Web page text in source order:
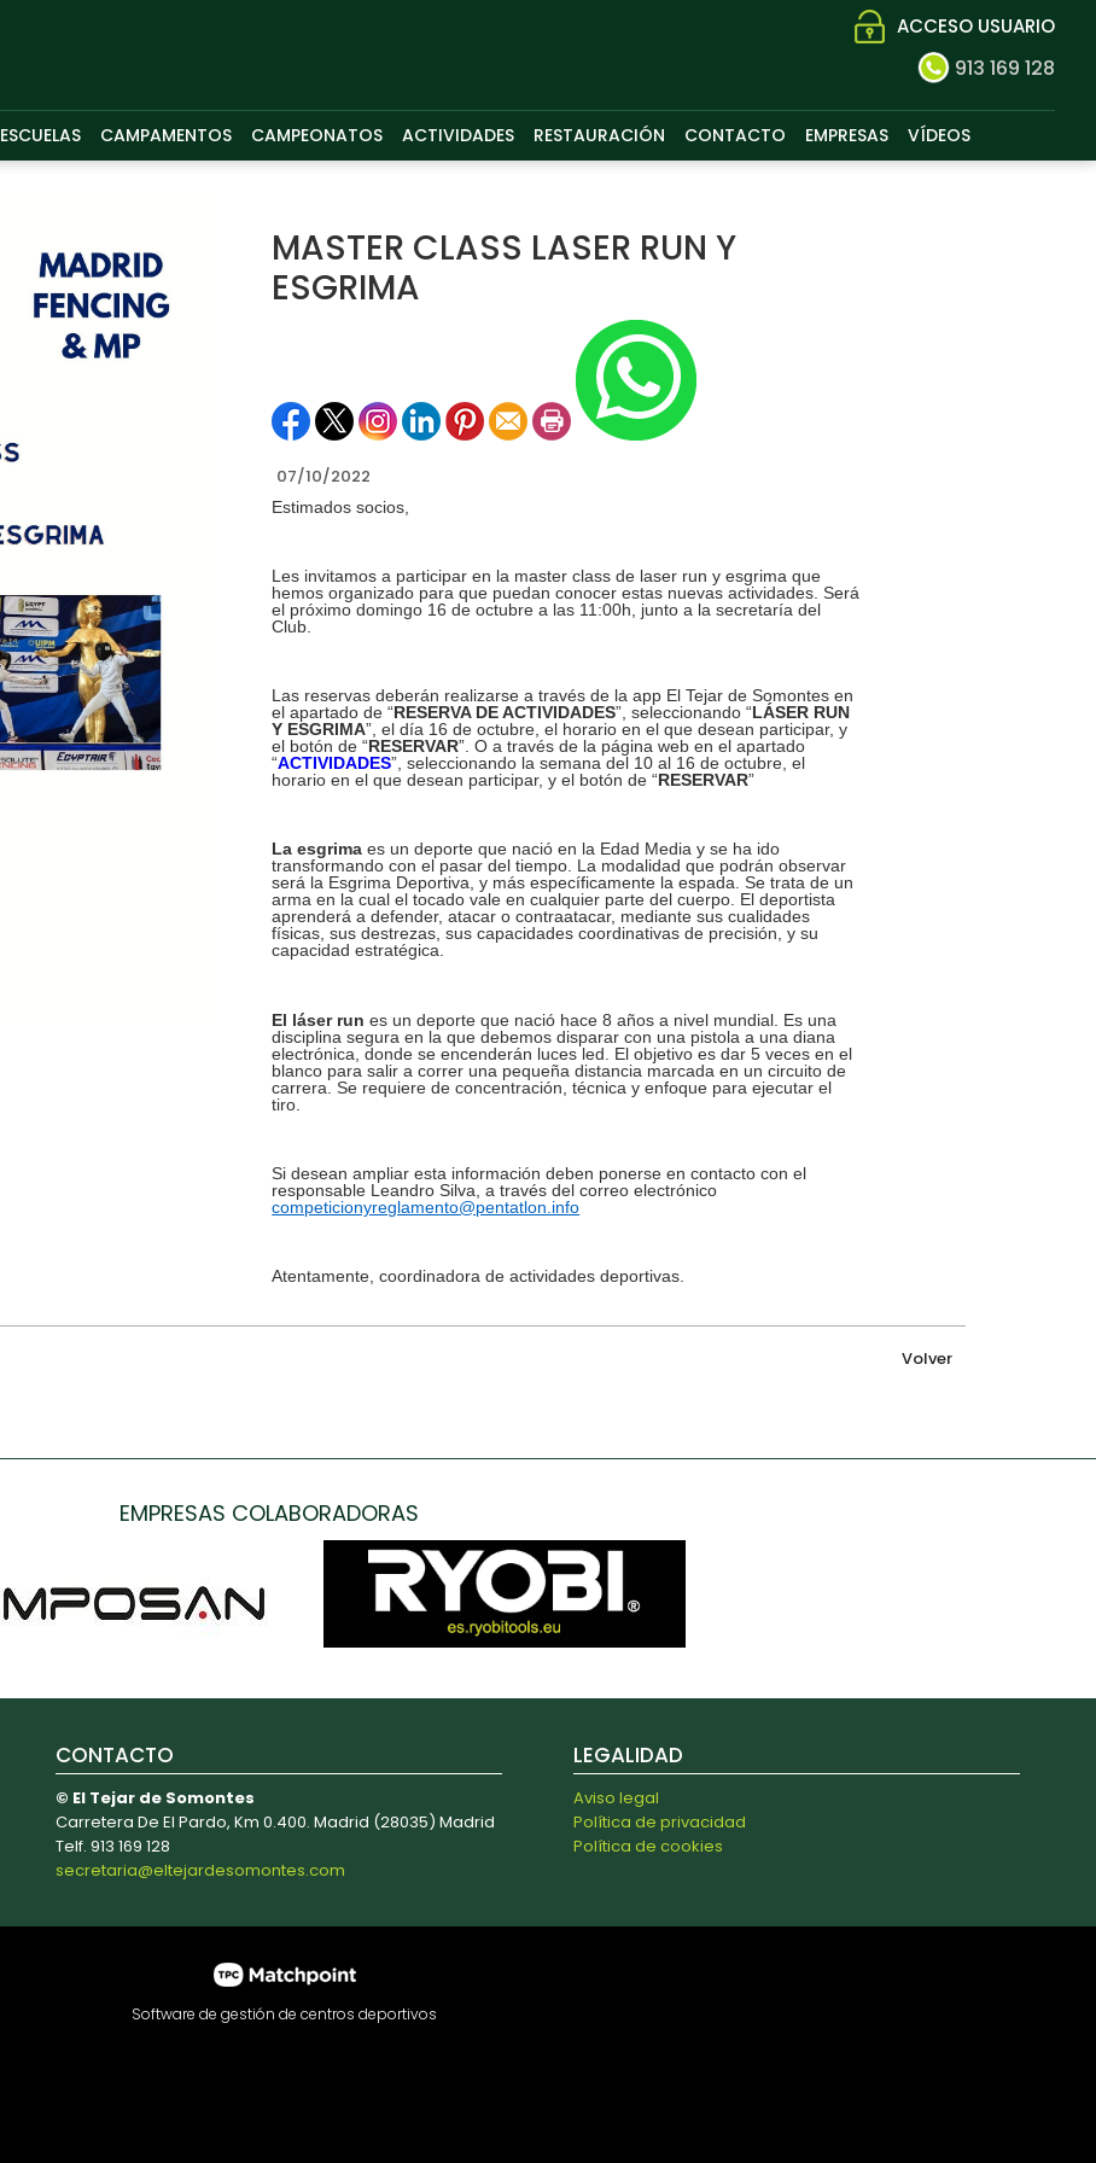
ACCESO USUARIO
913 169 128
ESCUELAS CAMPAMENTOS CAMPEONATOS ACTIVIDADES RESTAURACIÓN CONTACTO EMPRESAS VÍDEOS
MASTER CLASS LASER RUN Y
ESGRIMA
07/10/2022
Estimados socios,
Les invitamos a participar en la master class de laser run y esgrima que
hemos organizado para que puedan conocer estas nuevas actividades. Será
el próximo domingo 16 de octubre a las 11:00h, junto a la secretaría del
Club.
Las reservas deberán realizarse a través de la app El Tejar de Somontes en
el apartado de “RESERVA DE ACTIVIDADES”, seleccionando “LÁSER RUN
Y ESGRIMA”, el día 16 de octubre, el horario en el que desean participar, y
el botón de “RESERVAR”. O a través de la página web en el apartado
“ACTIVIDADES”, seleccionando la semana del 10 al 16 de octubre, el
horario en el que desean participar, y el botón de “RESERVAR”
La esgrima es un deporte que nació en la Edad Media y se ha ido
transformando con el pasar del tiempo. La modalidad que podrán observar
será la Esgrima Deportiva, y más específicamente la espada. Se trata de un
arma en la cual el tocado vale en cualquier parte del cuerpo. El deportista
aprenderá a defender, atacar o contraatacar, mediante sus cualidades
físicas, sus destrezas, sus capacidades coordinativas de precisión, y su
capacidad estratégica.
El láser run es un deporte que nació hace 8 años a nivel mundial. Es una
disciplina segura en la que debemos disparar con una pistola a una diana
electrónica, donde se encenderán luces led. El objetivo es dar 5 veces en el
blanco para salir a correr una pequeña distancia marcada en un circuito de
carrera. Se requiere de concentración, técnica y enfoque para ejecutar el
tiro.
Si desean ampliar esta información deben ponerse en contacto con el
responsable Leandro Silva, a través del correo electrónico
competicionyreglamento@pentatlon.info
Atentamente, coordinadora de actividades deportivas.
Volver
EMPRESAS COLABORADORAS
CONTACTO
© El Tejar de Somontes
Carretera De El Pardo, Km 0.400. Madrid (28035) Madrid
Telf. 913 169 128
secretaria@eltejardesomontes.com
LEGALIDAD
Aviso legal
Política de privacidad
Política de cookies
Software de gestión de centros deportivos